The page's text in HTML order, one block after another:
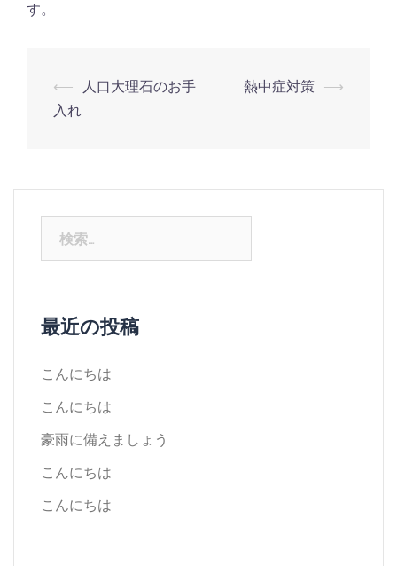
す。
⟵
人口大理石のお手
入れ
熱中症対策 ⟶
最近の投稿
こんにちは
こんにちは
豪雨に備えましょう
こんにちは
こんにちは